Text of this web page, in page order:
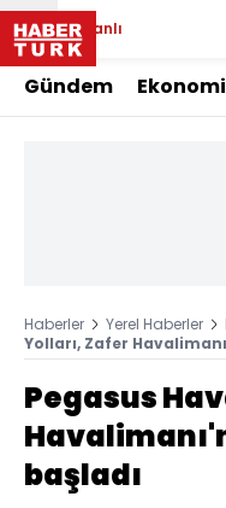
Canlı
Gündem Ekonomi
Haberler Yerel Haberler
Yolları, Zafer
Pegasus
başladı